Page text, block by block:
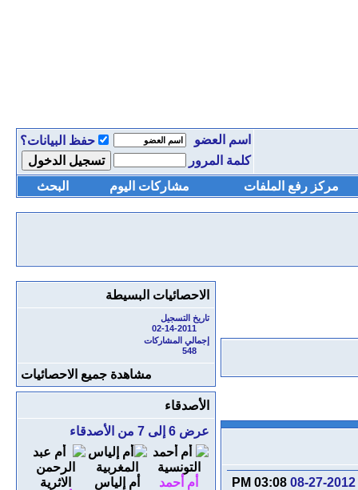
اسم العضو
حفظ البيانات؟
كلمة المرور
مركز رفع الملفات
مشاركات اليوم البحث
08-27-2012
03:08 PM
الاحصائيات البسيطة
تاريخ التسجيل
02-14-2011
إجمالي المشاركات
548
مشاهدة جميع الاحصائيات
الأصدقاء
عرض 6 إلى 7 من الأصدقاء
أم أحمد
أم إلياس